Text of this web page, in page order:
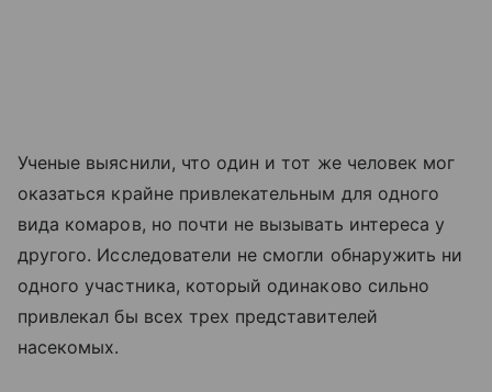
Ученые выяснили, что один и тот же человек мог
оказаться крайне привлекательным для одного
вида комаров, но почти не вызывать интереса у
другого. Исследователи не смогли обнаружить ни
одного участника, который одинаково сильно
привлекал бы всех трех представителей
насекомых.